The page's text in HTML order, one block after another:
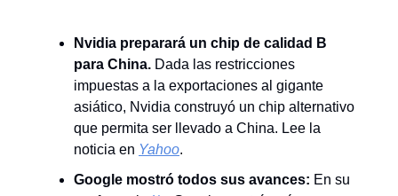
Nvidia preparará un chip de calidad B
para China. Dada las restricciones
impuestas a la exportaciones al gigante
asiático, Nvidia construyó un chip alternativo
que permita ser llevado a China. Lee la
noticia en Yahoo.
Google mostró todos sus avances: En su